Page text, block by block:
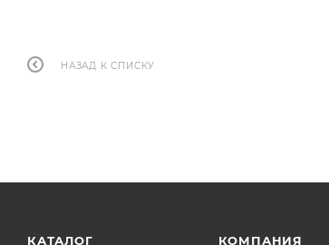
НАЗАД К СПИСКУ
КАТАЛОГ КОМПАНИЯ